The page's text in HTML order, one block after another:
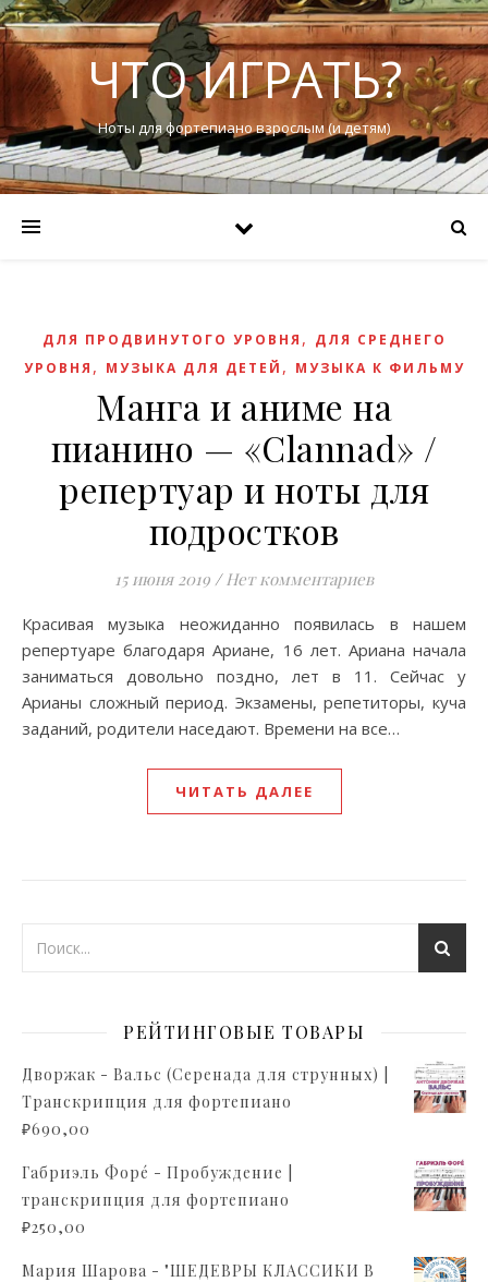
ЧТО ИГРАТЬ?
Ноты для фортепиано взрослым (и детям)
ДЛЯ ПРОДВИНУТОГО УРОВНЯ , ДЛЯ СРЕДНЕГО
УРОВНЯ , МУЗЫКА ДЛЯ ДЕТЕЙ , МУЗЫКА К ФИЛЬМУ
Манга и аниме на
пианино — «Clannad» /
репертуар и ноты для
подростков
15 июня 2019 / Нет комментариев
Красивая музыка неожиданно появилась в нашем
репертуаре благодаря Ариане, 16 лет. Ариана начала
заниматься довольно поздно, лет в 11. Cейчас у
Арианы сложный период. Экзамены, репетиторы, куча
заданий, родители наседают. Времени на все…
ЧИТАТЬ ДАЛЕЕ
РЕЙТИНГОВЫЕ ТОВАРЫ
Дворжак - Вальс (Серенада для струнных) |
Транскрипция для фортепиано
₽690,00
Габриэль Форé - Пробуждение |
транскрипция для фортепиано
₽250,00
Мария Шарова - "ШЕДЕВРЫ КЛАССИКИ В